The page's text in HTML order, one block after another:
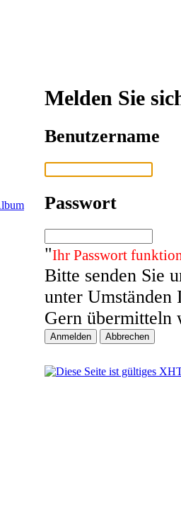
Melden Sie
Benutzername
Passwort
"Ihr Passwort
Bitte senden Sie
unter Umständen
Gern übermitteln